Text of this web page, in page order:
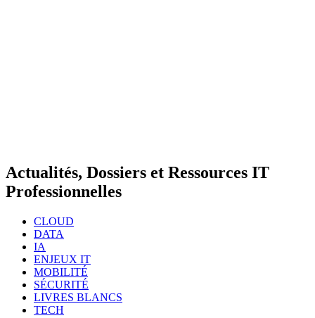
Actualités, Dossiers et Ressources IT
Professionnelles
CLOUD
DATA
IA
ENJEUX IT
MOBILITÉ
SÉCURITÉ
LIVRES BLANCS
TECH